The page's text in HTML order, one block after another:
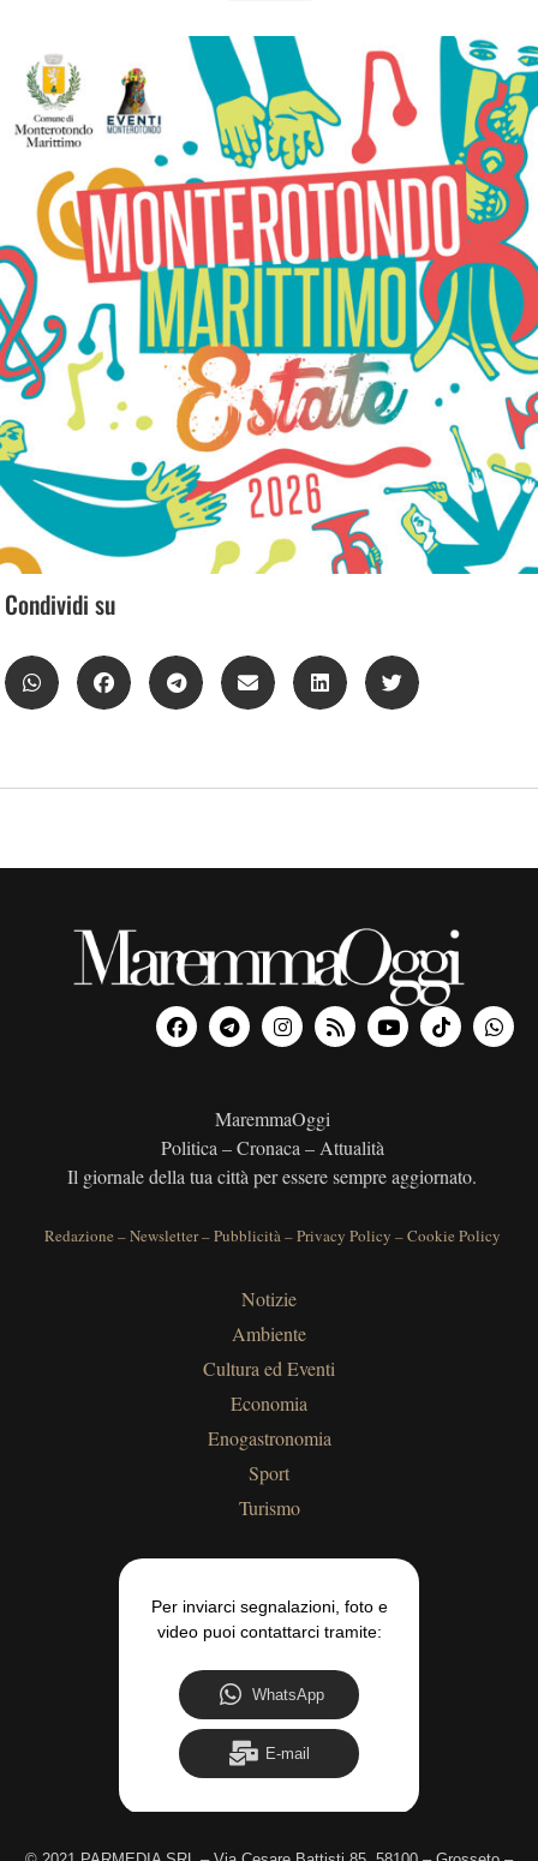
Condividi su
MaremmaOggi
Politica – Cronaca – Attualità
Il giornale della tua città per essere sempre aggiornato.
Redazione –Newsletter–Pubblicità–Privacy Policy –Cookie Policy
Notizie
Ambiente
Cultura ed Eventi
Economia
Enogastronomia
Sport
Turismo
Per inviarci segnalazioni, foto e
video puoi contattarci tramite:
WhatsApp
E-mail